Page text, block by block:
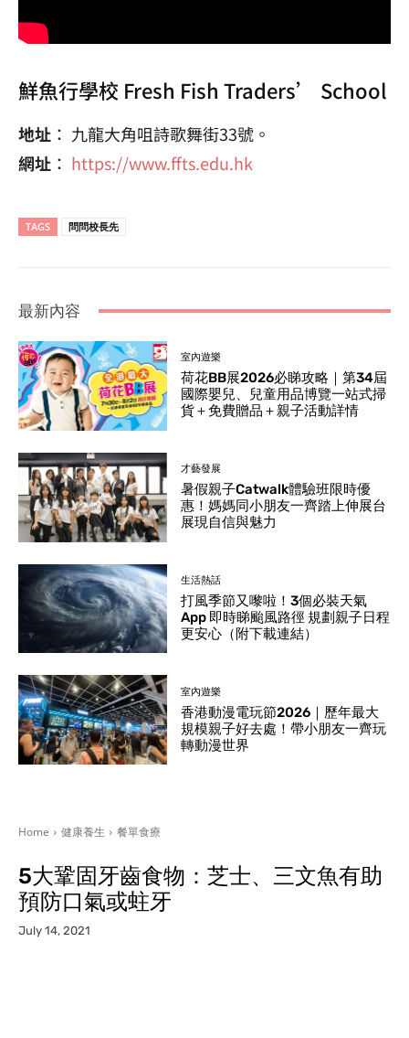
鮮魚行學校 Fresh Fish Traders’ School
地址 ： 九龍大角咀詩歌舞街33號。
網址 ： https://www.ffts.edu.hk
TAGS 問問校長先
最新內容
室內遊樂
荷花BB展2026必睇攻略｜第34屆
國際嬰兒、兒童用品博覽一站式掃
貨＋免費贈品＋親子活動詳情
才藝發展
暑假親子Catwalk體驗班限時優
惠！媽媽同小朋友一齊踏上伸展台
展現自信與魅力
生活熱話
打風季節又嚟啦！3個必裝天氣
App 即時睇颱風路徑 規劃親子日程
更安心（附下載連結）
室內遊樂
香港動漫電玩節2026｜歷年最大
規模親子好去處！帶小朋友一齊玩
轉動漫世界